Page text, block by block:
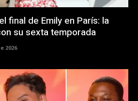
final de Emily en París: la
su sexta temporada
2026